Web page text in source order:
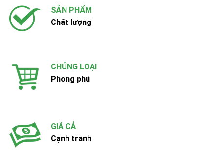
SẢN PHẨM
Chất lượng
CHỦNG LOẠI
Phong phú
GIÁ CẢ
Cạnh tranh